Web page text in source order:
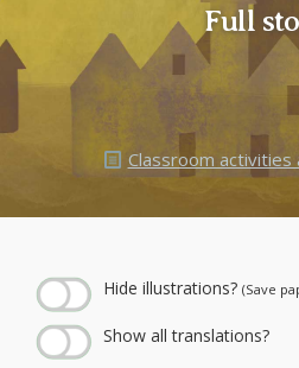
Full
Classroom
Hide illustrations? (Save
Show all translations?